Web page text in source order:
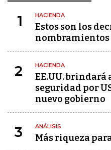
1 HACIENDA
Estos son los
nombramientos
2 HACIENDA
EE.UU. brindará
seguridad por
nuevo gobierno
3 ANÁLISIS
Más riqueza